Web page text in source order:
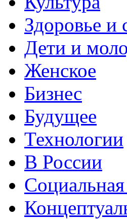
Здоровье и
Дети и
Женское
Бизнес
Будущее
Технологии
В России